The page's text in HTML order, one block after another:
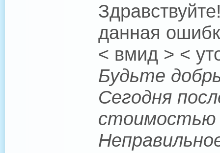
данная
< вмид > <
Будьте
Сегодня
стоимостью